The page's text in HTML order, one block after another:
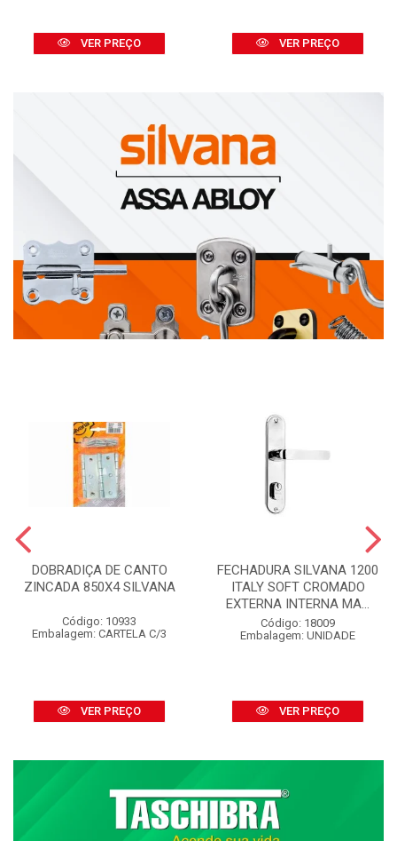
VER PREÇO VER PREÇO
DOBRADIÇA DE CANTO
ZINCADA 850X4 SILVANA
Código: 10933
Embalagem: CARTELA C/3
VER PREÇO
FECHADURA SILVANA 1200
ITALY SOFT CROMADO
EXTERNA INTERNA MA...
Código: 18009
Embalagem: UNIDADE
VER PREÇO